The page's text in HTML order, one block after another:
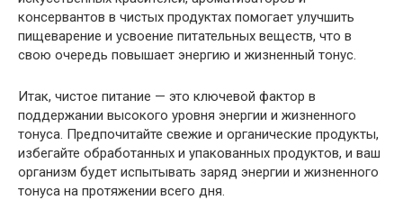
консервантов в чистых продуктах помогает улучшить
пищеварение и усвоение питательных веществ, что в
свою очередь повышает энергию и жизненный тонус.
Итак, чистое питание — это ключевой фактор в
поддержании высокого уровня энергии и жизненного
тонуса. Предпочитайте свежие и органические продукты,
избегайте обработанных и упакованных продуктов, и ваш
организм будет испытывать заряд энергии и жизненного
тонуса на протяжении всего дня.